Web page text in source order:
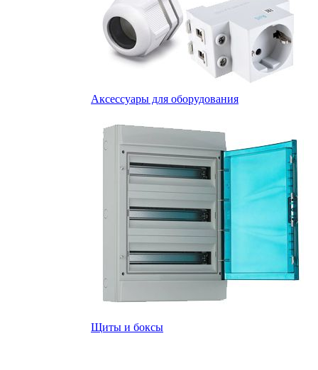
Аксессуары для оборудования
Щиты и боксы